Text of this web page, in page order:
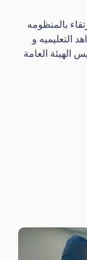
بالمنظومه
التعليميه و
الهيئة العامة